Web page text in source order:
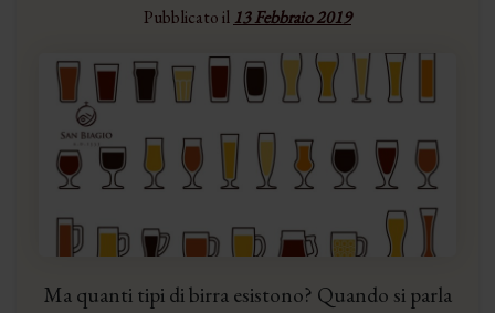
Pubblicato il 13 Febbraio 2019
Ma quanti tipi di birra esistono? Quando si parla